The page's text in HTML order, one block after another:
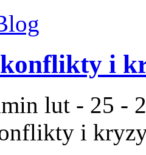
i
lut - 25 -
i